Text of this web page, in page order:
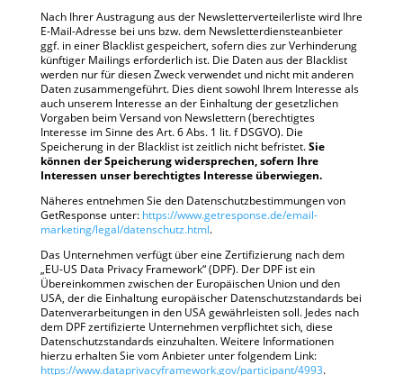
Nach Ihrer Austragung aus der Newsletterverteilerliste wird Ihre
E-Mail-Adresse bei uns bzw. dem Newsletterdiensteanbieter
ggf. in einer Blacklist gespeichert, sofern dies zur Verhinderung
künftiger Mailings erforderlich ist. Die Daten aus der Blacklist
werden nur für diesen Zweck verwendet und nicht mit anderen
Daten zusammengeführt. Dies dient sowohl Ihrem Interesse als
auch unserem Interesse an der Einhaltung der gesetzlichen
Vorgaben beim Versand von Newslettern (berechtigtes
Interesse im Sinne des Art. 6 Abs. 1 lit. f DSGVO). Die
Speicherung in der Blacklist ist zeitlich nicht befristet.Sie
können der Speicherung widersprechen, sofern Ihre
Interessen unser berechtigtes Interesse überwiegen.
Näheres entnehmen Sie den Datenschutzbestimmungen von
GetResponse unter: https://www.getresponse.de/email-
marketing/legal/datenschutz.html.
Das Unternehmen verfügt über eine Zertifizierung nach dem
„EU-US Data Privacy Framework“ (DPF). Der DPF ist ein
Übereinkommen zwischen der Europäischen Union und den
USA, der die Einhaltung europäischer Datenschutzstandards bei
Datenverarbeitungen in den USA gewährleisten soll. Jedes nach
dem DPF zertifizierte Unternehmen verpflichtet sich, diese
Datenschutzstandards einzuhalten. Weitere Informationen
hierzu erhalten Sie vom Anbieter unter folgendem Link:
https://www.dataprivacyframework.gov/participant/4993.